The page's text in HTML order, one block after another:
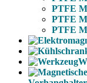
PTFE
PTFE
PTFE